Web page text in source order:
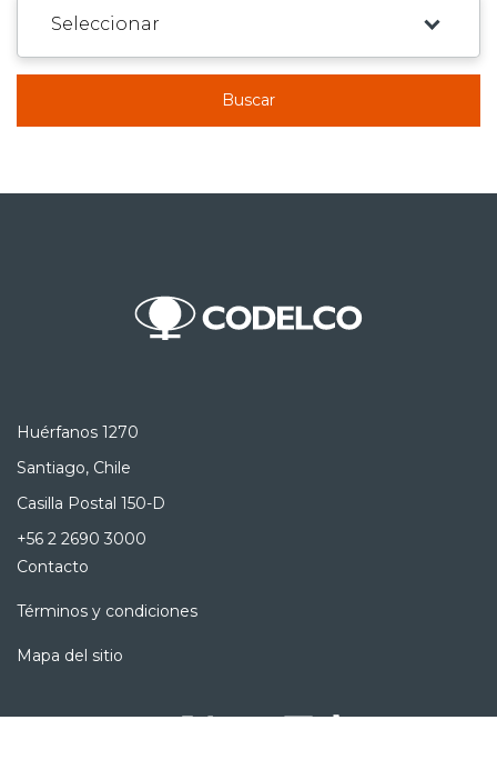
Buscar
Huérfanos 1270
Santiago, Chile
Casilla Postal 150-D
+56 2 2690 3000
Contacto
Términos y condiciones
Mapa del sitio